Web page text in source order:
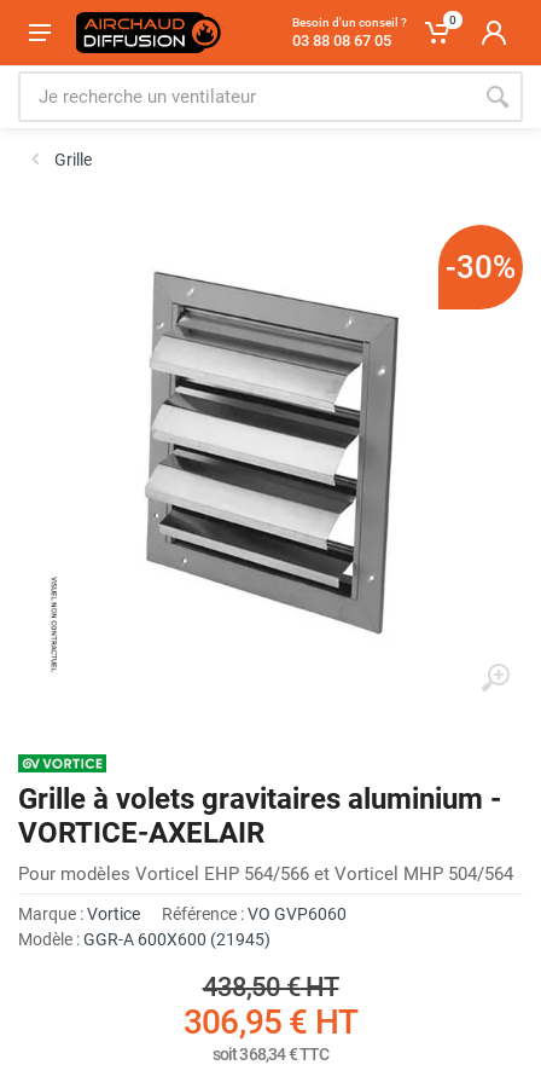
Besoin d'un conseil ?
03 88 08 67 05
0
Grille
-30%
Grille à volets gravitaires aluminium -
VORTICE-AXELAIR
Pour modèles Vorticel EHP 564/566 et Vorticel MHP 504/564
Marque :Vortice Référence :VO GVP6060
Modèle :GGR-A 600X600 (21945)
438,50 €HT
306,95 € HT
soit368,34 €TTC